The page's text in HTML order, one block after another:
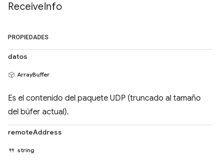
ReceiveInfo
PROPIEDADES
datos
ArrayBuffer
Es el contenido del paquete UDP (truncado al tamaño
del búfer actual).
remoteAddress
string